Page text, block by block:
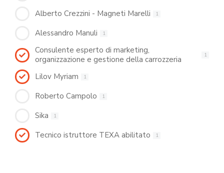
Alberto Crezzini - Magneti Marelli 1
Alessandro Manuli 1
Consulente esperto di marketing,
organizzazione e gestione della carrozzeria
1
Lilov Myriam 1
Roberto Campolo 1
Sika 1
Tecnico istruttore TEXA abilitato 1